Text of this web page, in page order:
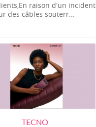
raison d'un incident
des câbles souterr...
TECNO